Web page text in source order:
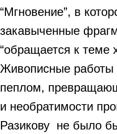
“Мгновение”, в
закавыченные
“обращается к теме
Живописные работы
пеплом,
и необратимости
Разикову не было